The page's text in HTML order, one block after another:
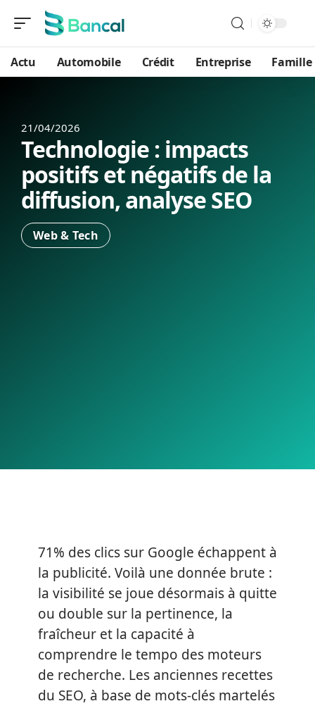
Actu Automobile Crédit Entreprise Famille
21/04/2026
Technologie : impacts
positifs et négatifs de la
diffusion, analyse SEO
Web & Tech
71% des clics sur Google échappent à
la publicité. Voilà une donnée brute :
la visibilité se joue désormais à quitte
ou double sur la pertinence, la
fraîcheur et la capacité à
comprendre le tempo des moteurs
de recherche. Les anciennes recettes
du SEO, à base de mots-clés martelés